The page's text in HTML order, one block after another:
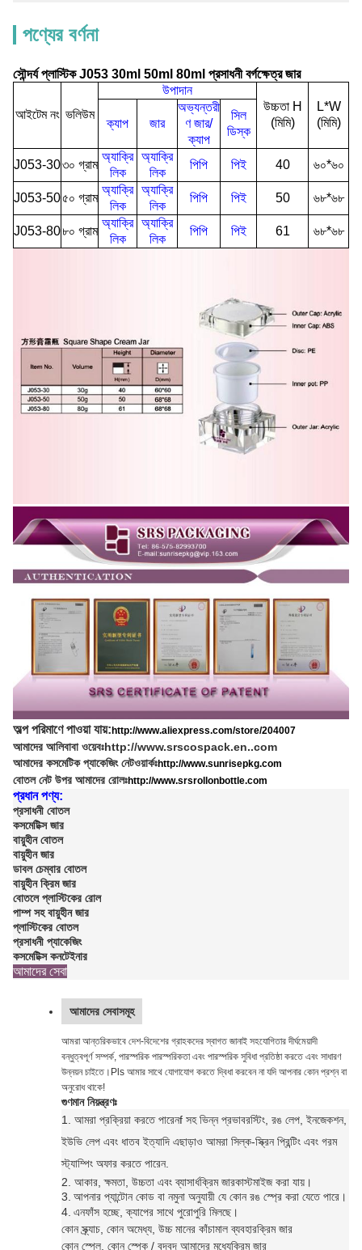
পণ্যের বর্ণনা
সৌন্দর্য প্লাস্টিক J053 30ml 50ml 80ml প্রসাধনী বর্গক্ষেত্র জার
আইটেম নং ভলিউম
উপাদান
উচ্চতা H
(মিমি)
L*W
(মিমি)
ক্যাপ জার
অভ্যন্তরী
ণ জার/
ক্যাপ
সিল
ডিস্ক
J053-30৩০ গ্রাম
অ্যাক্রি
লিক
অ্যাক্রি
লিক
পিপি পিই 40 ৬০*৬০
J053-50৫০ গ্রাম
অ্যাক্রি
লিক
অ্যাক্রি
লিক
পিপি পিই 50 ৬৮*৬৮
J053-80৮০ গ্রাম
অ্যাক্রি
লিক
অ্যাক্রি
লিক
পিপি পিই 61 ৬৮*৬৮
অল্প পরিমাণে পাওয়া যায়:http://www.aliexpress.com/store/204007
আমাদের আলিবাবা ওয়েবঃhttp://www.srscospack.en..com
আমাদের কসমেটিক প্যাকেজিং নেটওয়ার্কঃhttp://www.sunrisepkg.com
বোতল নেট উপর আমাদের রোলঃhttp://www.srsrollonbottle.com
প্রধান পণ্য:
প্রসাধনী বোতল
কসমেটিক্স জার
বায়ুহীন বোতল
বায়ুহীন জার
ডাবল চেম্বার বোতল
বায়ুহীন ক্রিম জার
বোতলে প্লাস্টিকের রোল
পাম্প সহ বায়ুহীন জার
প্লাস্টিকের বোতল
প্রসাধনী প্যাকেজিং
কসমেটিক্স কনটেইনার
আমাদের সেবা
আমাদের সেবাসমূহ
আমরা আন্তরিকভাবে দেশ-বিদেশের গ্রাহকদের স্বাগত জানাই সহযোগিতার দীর্ঘমেয়াদী
বন্ধুত্বপূর্ণ সম্পর্ক, পারস্পরিক পারস্পরিকতা এবং পারস্পরিক সুবিধা প্রতিষ্ঠা করতে এবং সাধারণ
উন্নয়ন চাইতে।Pls আমার সাথে যোগাযোগ করতে দ্বিধা করবেন না যদি আপনার কোন প্রশ্ন বা
অনুরোধ থাকে!
গুণমান নিয়ন্ত্রণঃ
1. আমরা প্রক্রিয়া করতে পারেনf সহ ভিন্ন প্রভাবরস্টিং, রঙ লেপ, ইনজেকশন,
ইউভি লেপ এবং ধাতব ইত্যাদি এছাড়াও আমরা সিল্ক-স্ক্রিন প্রিন্টিং এবং গরম
স্ট্যাম্পিং অফার করতে পারেন.
2. আকার, ক্ষমতা, উচ্চতা এবং ব্যাসার্ধক্রিম জারকাস্টমাইজ করা যায়।
3. আপনার প্যান্টোন কোড বা নমুনা অনুযায়ী যে কোন রঙ স্প্রে করা যেতে পারে।
4. এনফাঁস হচ্ছে, ক্যাপের সাথে পুরোপুরি মিলছে।
কোন স্ক্র্যাচ, কোন অমেধ্য, উচ্চ মানের কাঁচামাল ব্যবহারক্রিম জার
কোন স্প্লে, কোন স্পেক / বুদবুদ আমাদের মধ্যেক্রিম জার